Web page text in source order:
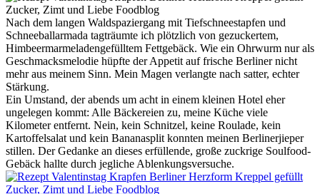
Nach dem langen Waldspaziergang mit Tiefschneestapfen und
Schneeballarmada tagträumte ich plötzlich von gezuckertem,
Himbeermarmeladengefülltem Fettgebäck. Wie ein Ohrwurm nur als
Geschmacksmelodie hüpfte der Appetit auf frische Berliner nicht
mehr aus meinem Sinn. Mein Magen verlangte nach satter, echter
Stärkung.
Ein Umstand, der abends um acht in einem kleinen Hotel eher
ungelegen kommt: Alle Bäckereien zu, meine Küche viele
Kilometer entfernt. Nein, kein Schnitzel, keine Roulade, kein
Kartoffelsalat und kein Bananasplit konnten meinen Berlinerjieper
stillen. Der Gedanke an dieses erfüllende, große zuckrige Soulfood-
Gebäck hallte durch jegliche Ablenkungsversuche.